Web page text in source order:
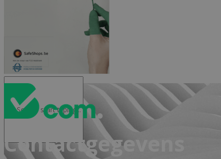
Contactgegevens